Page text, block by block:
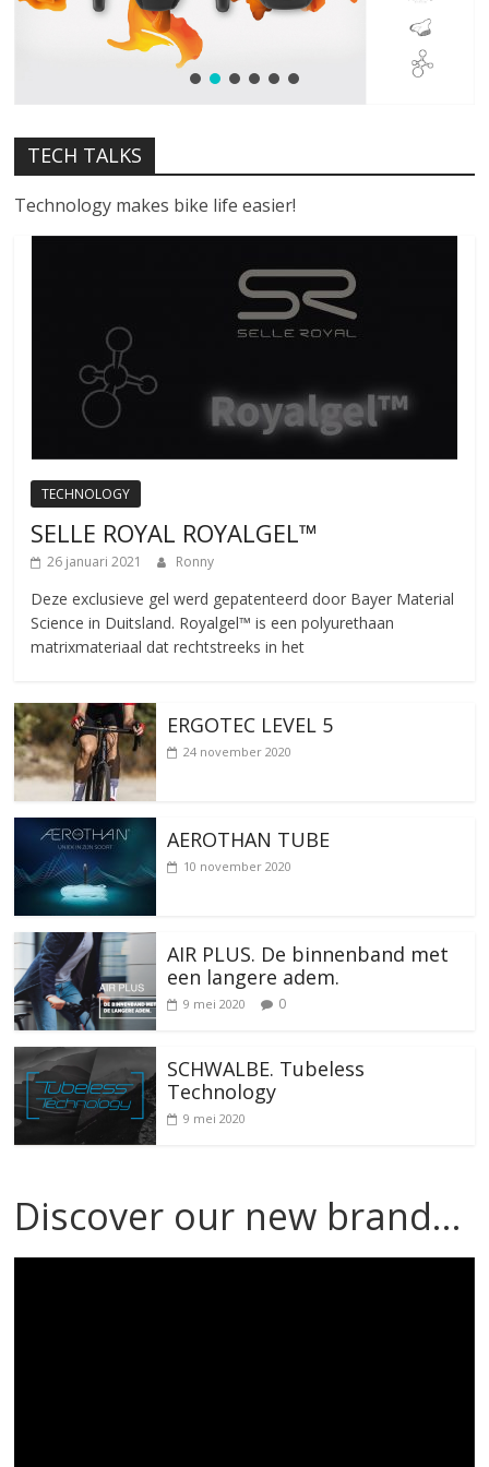
TECH TALKS
Technology makes bike life easier!
TECHNOLOGY
SELLE ROYAL ROYALGEL™
26 januari 2021 Ronny
Deze exclusieve gel werd gepatenteerd door Bayer Material
Science in Duitsland. Royalgel™ is een polyurethaan
matrixmateriaal dat rechtstreeks in het
ERGOTEC LEVEL 5
24 november 2020
AEROTHAN TUBE
10 november 2020
AIR PLUS. De binnenband met
een langere adem.
9 mei 2020 0
SCHWALBE. Tubeless
Technology
9 mei 2020
Discover our new brand…